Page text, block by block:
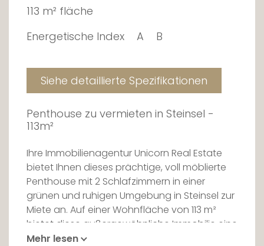
113 m² fläche
Energetische Index
A B
Siehe detaillierte Spezifikationen
Penthouse zu vermieten in Steinsel -
113m²
Ihre Immobilienagentur Unicorn Real Estate
bietet Ihnen dieses prächtige, voll möblierte
Penthouse mit 2 Schlafzimmern in einer
grünen und ruhigen Umgebung in Steinsel zur
Miete an. Auf einer Wohnfläche von 113 m²
bietet diese außergewöhnliche Immobilie eine
38 m² große Terrasse mit integrierter Pergola,
Mehr lesen